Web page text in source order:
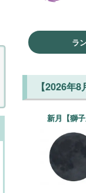
ラ
【2026年
新月【獅子